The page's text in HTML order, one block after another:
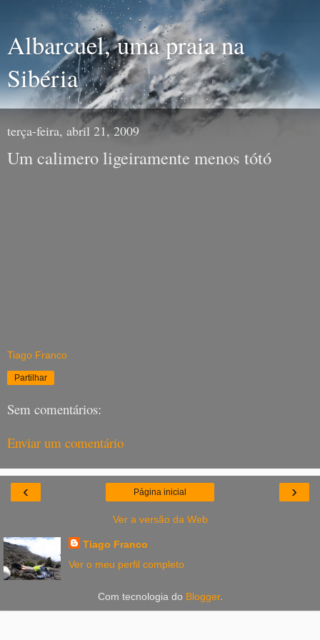
Albarcuel, uma praia na
Sibéria
terça-feira, abril 21, 2009
Um calimero ligeiramente menos tótó
Tiago Franco
Partilhar
Sem comentários:
Enviar um comentário
‹ ›
Página inicial
Ver a versão da Web
Tiago Franco
Ver o meu perfil completo
Com tecnologia do Blogger.